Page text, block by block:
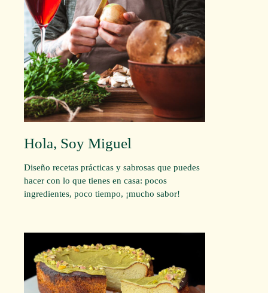
Hola, Soy Miguel
Diseño recetas prácticas y sabrosas que puedes
hacer con lo que tienes en casa: pocos
ingredientes, poco tiempo, ¡mucho sabor!